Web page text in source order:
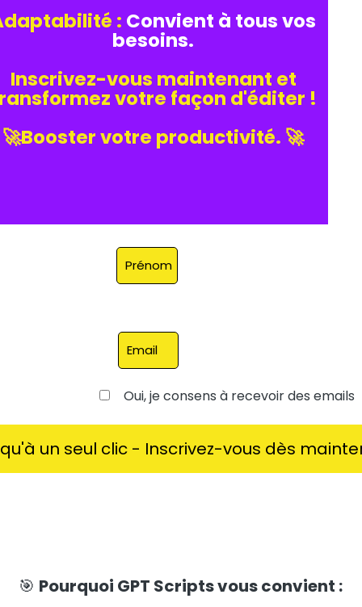
: Convient à tous vos
besoins.
Inscrivez-vous maintenant et
votre façon d'éditer !
🚀Booster votre productivité. 🚀
Oui, je consens à recevoir des emails
un seul clic - Inscrivez-vous dès
🎯 Pourquoi GPT Scripts vous convient :